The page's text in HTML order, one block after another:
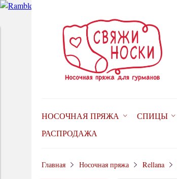
НОСОЧНАЯ ПРЯЖА СПИЦЫ
РАСПРОДАЖА
Главная Носочная пряжа Rellana